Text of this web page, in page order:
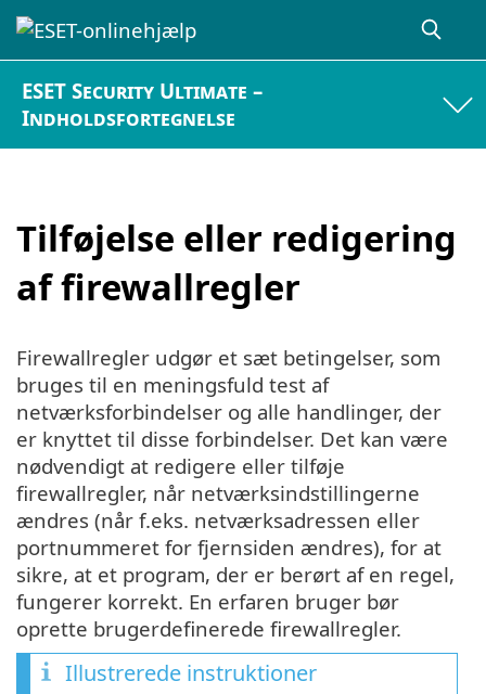
ESET Security Ultimate –
Indholdsfortegnelse
Tilføjelse eller redigering
af firewallregler
Firewallregler udgør et sæt betingelser, som
bruges til en meningsfuld test af
netværksforbindelser og alle handlinger, der
er knyttet til disse forbindelser. Det kan være
nødvendigt at redigere eller tilføje
firewallregler, når netværksindstillingerne
ændres (når f.eks. netværksadressen eller
portnummeret for fjernsiden ændres), for at
sikre, at et program, der er berørt af en regel,
fungerer korrekt. En erfaren bruger bør
oprette brugerdefinerede firewallregler.
Illustrerede instruktioner